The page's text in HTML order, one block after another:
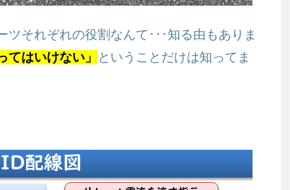
それぞれの役割なんて･･･知る由もありま
てはいけない」
ということだけは知ってま